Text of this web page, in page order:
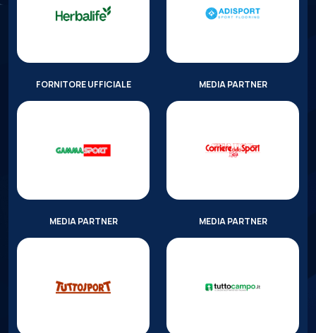
FORNITORE UFFICIALE MEDIA PARTNER
MEDIA PARTNER MEDIA PARTNER